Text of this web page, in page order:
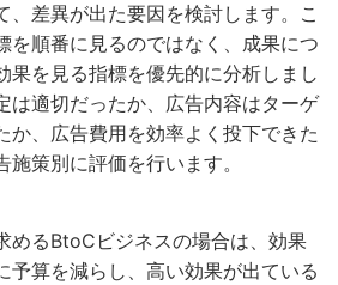
、差異が出た要因を検討します。こ
を順番に見るのではなく、成果につ
果を見る指標を優先的に分析しまし
は適切だったか、広告内容はターゲ
か、広告費用を効率よく投下できた
策別に評価を行います。
めるBtoCビジネスの場合は、効果
予算を減らし、高い効果が出ている